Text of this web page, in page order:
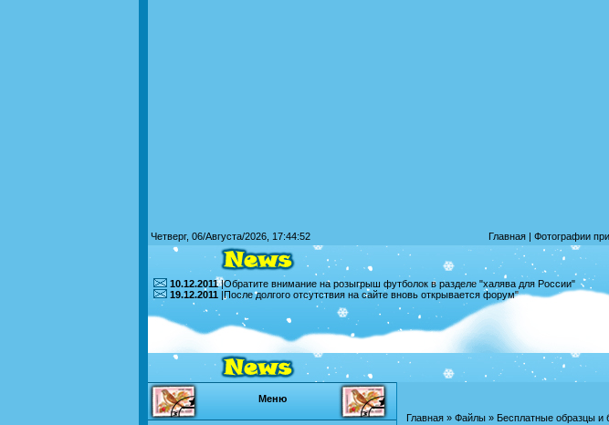
Четверг, 06/Августа/2026, 17:44:52 Главная| Фотографии
10.12.2011|Обратите внимание на розыгрыш футболок в разделе "халява для России"
19.12.2011 |После долгого отсутствия на сайте вновь открывается форум"
Меню
Главная » Файлы » Бесплатные образцы и